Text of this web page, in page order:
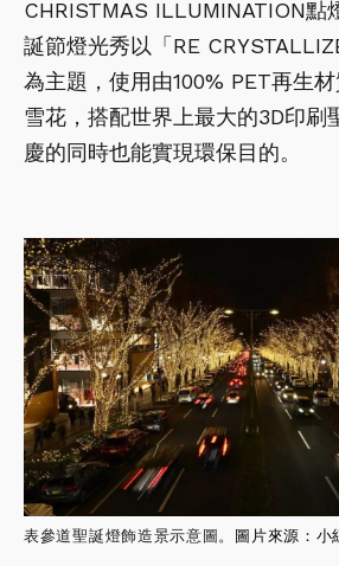
CHRISTMAS ILLUMINATION點
誕節燈光秀以「RE
為主題，使用由100% PET再生
雪花，搭配世界上最大的3D印刷
慶的同時也能實現環保目的。
表參道聖誕燈飾造景示意圖。 圖片來源：小